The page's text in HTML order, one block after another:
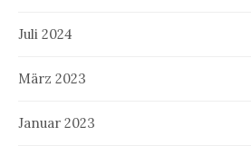
Juli 2024
März 2023
Januar 2023